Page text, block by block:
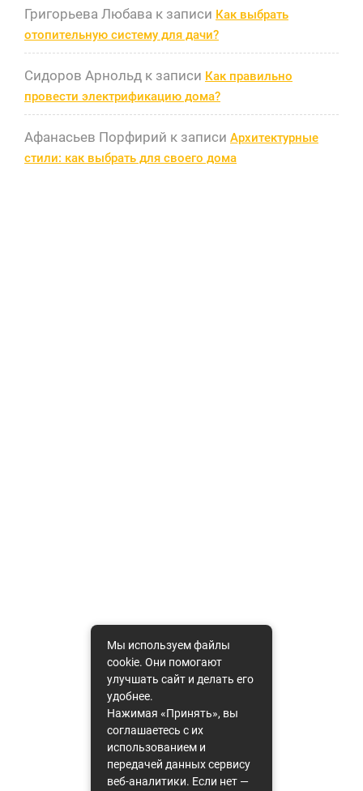
Григорьева Любава к записи Как выбрать
отопительную систему для дачи?
Сидоров Арнольд к записи Как правильно
провести электрификацию дома?
Афанасьев Порфирий к записи Архитектурные
стили: как выбрать для своего дома
Мы используем файлы
cookie. Они помогают
улучшать сайт и делать его
удобнее.
Нажимая «Принять», вы
соглашаетесь с их
использованием и
передачей данных сервису
веб-аналитики. Если нет —